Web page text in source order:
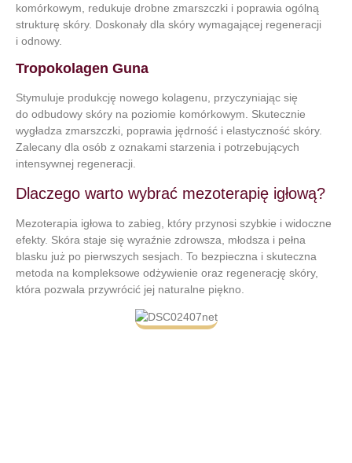
komórkowym, redukuje drobne zmarszczki i poprawia ogólną
strukturę skóry. Doskonały dla skóry wymagającej regeneracji
i odnowy.
Tropokolagen Guna
Stymuluje produkcję nowego kolagenu, przyczyniając się
do odbudowy skóry na poziomie komórkowym. Skutecznie
wygładza zmarszczki, poprawia jędrność i elastyczność skóry.
Zalecany dla osób z oznakami starzenia i potrzebujących
intensywnej regeneracji.
Dlaczego warto wybrać mezoterapię igłową?
Mezoterapia igłowa to zabieg, który przynosi szybkie i widoczne
efekty. Skóra staje się wyraźnie zdrowsza, młodsza i pełna
blasku już po pierwszych sesjach. To bezpieczna i skuteczna
metoda na kompleksowe odżywienie oraz regenerację skóry,
która pozwala przywrócić jej naturalne piękno.